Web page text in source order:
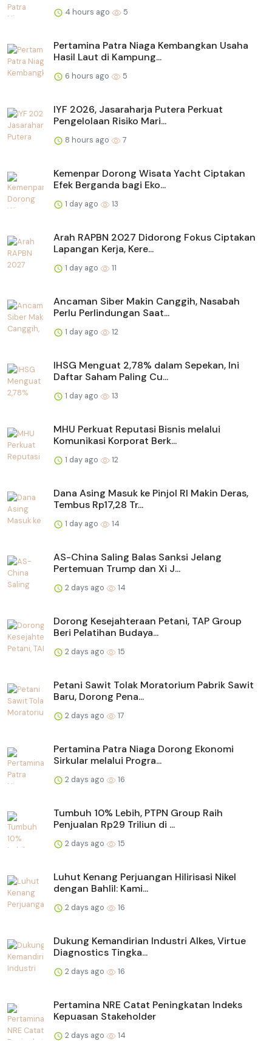
4 hours ago 5
Pertamina Patra Niaga Kembangkan Usaha
Hasil Laut di Kampung...
6 hours ago 5
IYF 2026, Jasaraharja Putera Perkuat
Pengelolaan Risiko Mari...
8 hours ago 7
Kemenpar Dorong Wisata Yacht Ciptakan
Efek Berganda bagi Eko...
1 day ago 13
Arah RAPBN 2027 Didorong Fokus Ciptakan
Lapangan Kerja, Kere...
1 day ago 11
Ancaman Siber Makin Canggih, Nasabah
Perlu Perlindungan Saat...
1 day ago 12
IHSG Menguat 2,78% dalam Sepekan, Ini
Daftar Saham Paling Cu...
1 day ago 13
MHU Perkuat Reputasi Bisnis melalui
Komunikasi Korporat Berk...
1 day ago 12
Dana Asing Masuk ke Pinjol RI Makin Deras,
Tembus Rp17,28 Tr...
1 day ago 14
AS-China Saling Balas Sanksi Jelang
Pertemuan Trump dan Xi J...
2 days ago 14
Dorong Kesejahteraan Petani, TAP Group
Beri Pelatihan Budaya...
2 days ago 15
Petani Sawit Tolak Moratorium Pabrik Sawit
Baru, Dorong Pena...
2 days ago 17
Pertamina Patra Niaga Dorong Ekonomi
Sirkular melalui Progra...
2 days ago 16
Tumbuh 10% Lebih, PTPN Group Raih
Penjualan Rp29 Triliun di ...
2 days ago 15
Luhut Kenang Perjuangan Hilirisasi Nikel
dengan Bahlil: Kami...
2 days ago 16
Dukung Kemandirian Industri Alkes, Virtue
Diagnostics Tingka...
2 days ago 16
Pertamina NRE Catat Peningkatan Indeks
Kepuasan Stakeholder
2 days ago 14